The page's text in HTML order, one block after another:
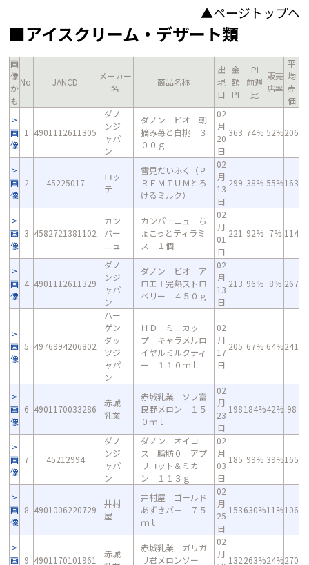
▲ページトップへ
■アイスクリーム・デザート類
画
像
か
も
No. JANCD
メーカー
名
商品名称
出
現
日
金
額
PI
PI
前週
比
販売
店率
平
均
売
価
画
像
1 4901112611305
ダノ
ンジ
ャパ
ン
ダノン ビオ 朝
摘み苺と白桃 ３
００ｇ
02
月
20
日
363 74% 52%206
画
像
2 45225017
ロッ
テ
雪見だいふく（Ｐ
ＲＥＭＩＵＭとろ
けるミルク）
02
月
13
日
299 38% 55%163
画
像
3 4582721381102
カン
パー
ニュ
カンパーニュ ち
ょこっとティラミ
ス １個
02
月
01
日
221 92% 7% 114
画
像
4 4901112611329
ダノ
ンジ
ャパ
ン
ダノン ビオ ア
ロエ＋完熟ストロ
ベリー ４５０ｇ
02
月
13
日
213 96% 8% 267
画
像
5 4976994206802
ハー
ゲン
ダッ
ツジ
ャパ
ン
ＨＤ ミニカッ
プ キャラメルロ
イヤルミルクティ
ー １１０ｍｌ
02
月
17
日
205 67% 64%241
画
像
6 4901170033286
赤城
乳業
赤城乳業 ソフ富
良野メロン １５
０ｍｌ
02
月
23
日
198184%42% 98
画
像
7 45212994
ダノ
ンジ
ャパ
ン
ダノン オイコ
ス 脂肪０ アプ
リコット＆ミカ
ン １１３ｇ
02
月
03
日
185 99% 39%165
画
像
8 4901006220729
井村
屋
井村屋 ゴールド
あずきバ－ ７５
ｍｌ
02
月
25
日
153630%11%106
画 9 4901170101961
赤城
赤城乳業 ガリガ
リ君メロンソー
02
月
132263%24%270